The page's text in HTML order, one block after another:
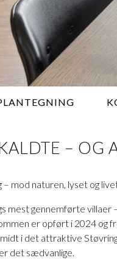
– OG
– mod naturen, lyset og
mest gennemførte villaer
er opført i 2024 og
i det attraktive
det sædvanlige.